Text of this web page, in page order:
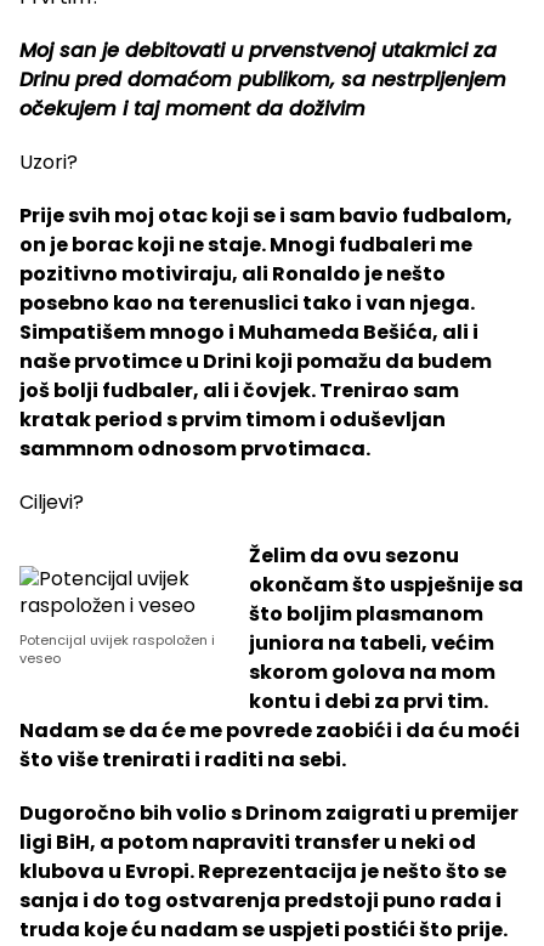
Moj san je debitovati u prvenstvenoj utakmici za
Drinu pred domaćom publikom, sa nestrpljenjem
očekujem i taj moment da doživim
Uzori?
Prije svih moj otac koji se i sam bavio fudbalom,
on je borac koji ne staje. Mnogi fudbaleri me
pozitivno motiviraju, ali Ronaldo je nešto
posebno kao na terenuslici tako i van njega.
Simpatišem mnogo i Muhameda Bešića, ali i
naše prvotimce u Drini koji pomažu da budem
još bolji fudbaler, ali i čovjek. Trenirao sam
kratak period s prvim timom i oduševljan
sammnom odnosom prvotimaca.
Ciljevi?
Potencijal uvijek raspoložen i
veseo
Želim da ovu sezonu
okončam što uspješnije sa
što boljim plasmanom
juniora na tabeli, većim
skorom golova na mom
kontu i debi za prvi tim.
Nadam se da će me povrede zaobići i da ću moći
što više trenirati i raditi na sebi.
Dugoročno bih volio s Drinom zaigrati u premijer
ligi BiH, a potom napraviti transfer u neki od
klubova u Evropi. Reprezentacija je nešto što se
sanja i do tog ostvarenja predstoji puno rada i
truda koje ću nadam se uspjeti postići što prije.